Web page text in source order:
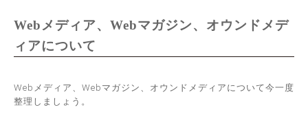
Webメディア、Webマガジン、オウンドメデ
ィアについて
Webメディア、Webマガジン、オウンドメディアについて今一度
整理しましょう。